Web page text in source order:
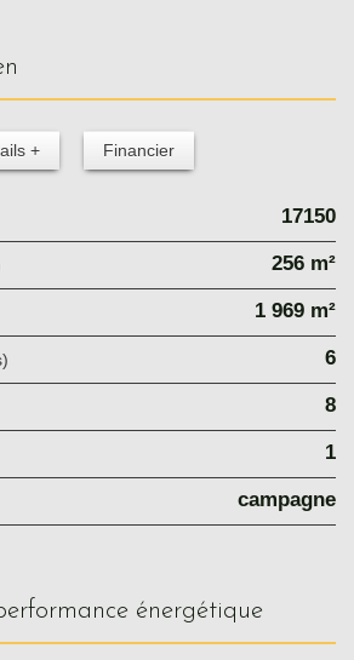
+ Financier
17150
256 m²
1 969 m²
6
8
1
campagne
énergétique